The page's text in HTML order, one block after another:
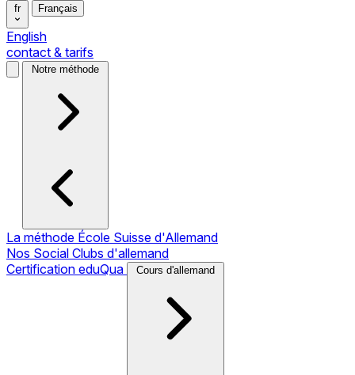
fr Français
English
contact & tarifs
Notre méthode
La méthode École Suisse d'Allemand
Nos Social Clubs d'allemand
Certification eduQua
Cours d'allemand